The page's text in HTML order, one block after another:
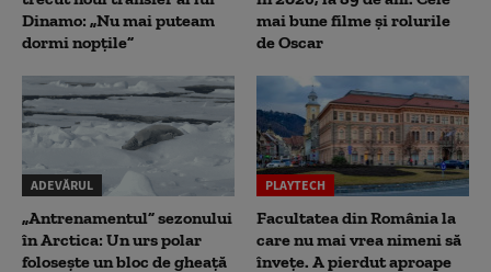
Dinamo: „Nu mai puteam
dormi nopțile”
mai bune filme și rolurile
de Oscar
ADEVĂRUL
„Antrenamentul” sezonului
în Arctica: Un urs polar
folosește un bloc de gheață
PLAYTECH
Facultatea din România la
care nu mai vrea nimeni să
înveţe. A pierdut aproape